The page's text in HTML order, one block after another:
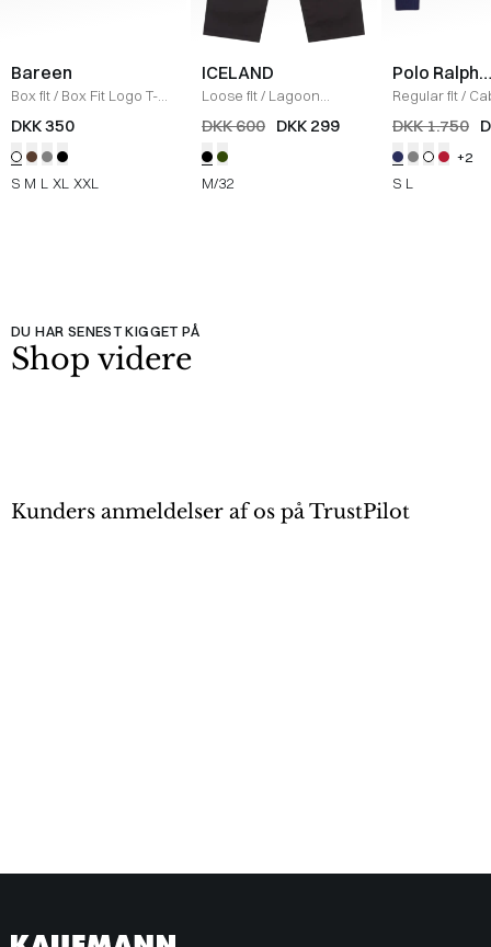
Bareen
Box fit/ Box Fit Logo T-
shirt /WHITE
DKK 350
S M L XL XXL
ICELAND
Loose fit/ Lagoon
Bukser / BLACK
DKK 600 DKK 299
M/32
Polo Ralph
Lauren
Regular fit/
NAVY
DKK 1.750
+2
S L
DU HAR SENEST KIGGET PÅ
Shop videre
Kunders anmeldelser af os på TrustPilot